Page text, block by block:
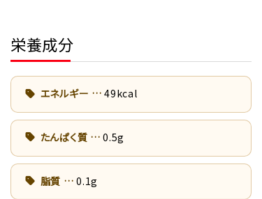
栄養成分
エネルギー 49kcal
たんぱく質 0.5g
脂質 0.1g